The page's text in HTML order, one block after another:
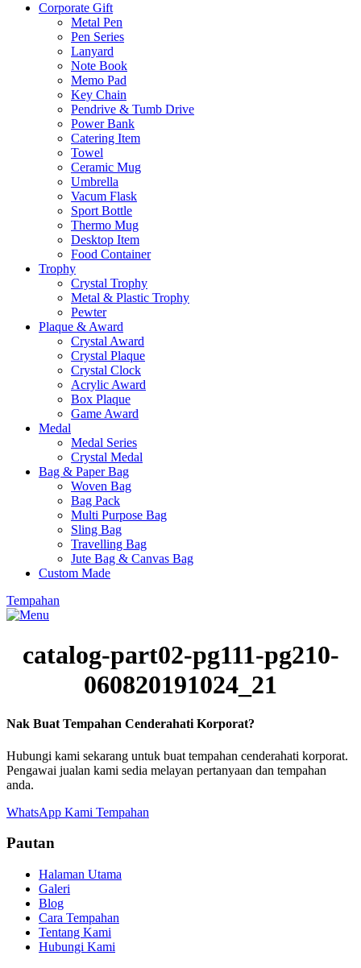
Corporate Gift
Metal Pen
Pen Series
Lanyard
Note Book
Memo Pad
Key Chain
Pendrive & Tumb Drive
Power Bank
Catering Item
Towel
Ceramic Mug
Umbrella
Vacum Flask
Sport Bottle
Thermo Mug
Desktop Item
Food Container
Trophy
Crystal Trophy
Metal & Plastic Trophy
Pewter
Plaque & Award
Crystal Award
Crystal Plaque
Crystal Clock
Acrylic Award
Box Plaque
Game Award
Medal
Medal Series
Crystal Medal
Bag & Paper Bag
Woven Bag
Bag Pack
Multi Purpose Bag
Sling Bag
Travelling Bag
Jute Bag & Canvas Bag
Custom Made
Tempahan
catalog-part02-pg111-pg210-
060820191024_21
Nak Buat Tempahan Cenderahati Korporat?
Hubungi kami sekarang untuk buat tempahan cenderahati korporat.
Pengawai jualan kami sedia melayan pertanyaan dan tempahan
anda.
WhatsApp Kami Tempahan
Pautan
Halaman Utama
Galeri
Blog
Cara Tempahan
Tentang Kami
Hubungi Kami